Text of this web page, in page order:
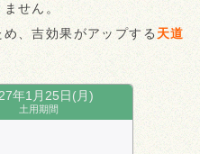
せん。
、吉効果がアップする天道
年1月25日(月)
土用期間